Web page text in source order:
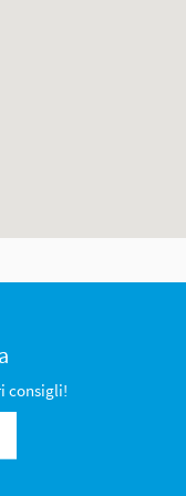
consigli!